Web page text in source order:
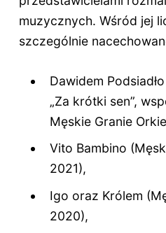
muzycznych. Wśród jej
szczególnie
Dawidem
„Za krótki sen”,
Męskie Granie
Vito Bambino
2021),
Igo oraz Królem
2020),